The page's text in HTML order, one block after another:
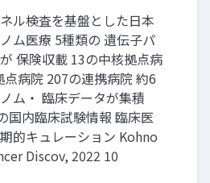
ル検査を基盤とした日本
ム医療 5種類の 遺伝子パ
保険収載 13の中核拠点病
点病院 207の連携病院 約6
ム・ 臨床データが集積
国内臨床試験情報 臨床医
的キュレーション Kohno
Discov, 2022 10